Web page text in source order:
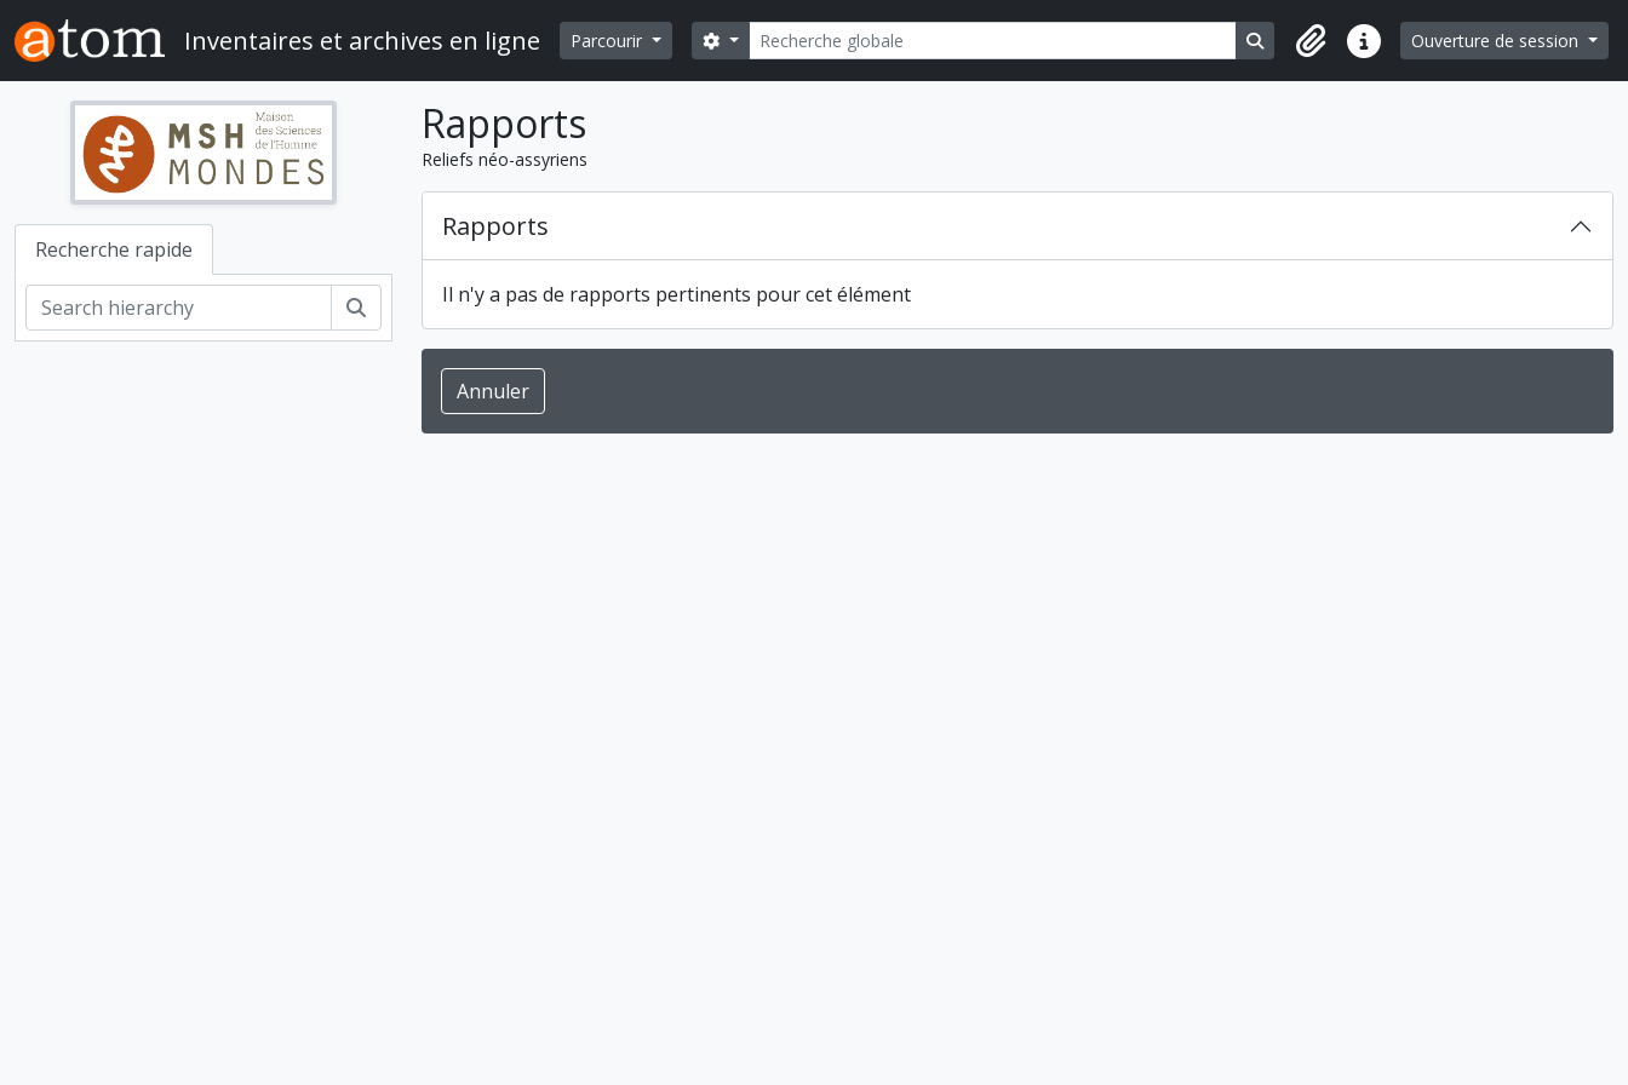
Skip to main content
Inventaires et archives en ligne Parcourir Rechercher
Search options Search in browse page
Liens rapidesOuverture de session
Recherche rapide
Rechercher
Rapports
Reliefs néo-assyriens
Rapports
Il n'y a pas de rapports pertinents pour cet élément
Annuler